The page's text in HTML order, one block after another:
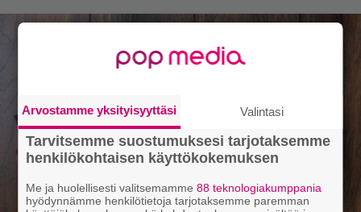
Arvostamme yksityisyyttäsi Valintasi
Tarvitsemme suostumuksesi tarjotaksemme
henkilökohtaisen käyttökokemuksen
Me ja huolellisesti valitsemamme88 teknologiakumppania
hyödynnämme henkilötietoja tarjotaksemme paremman